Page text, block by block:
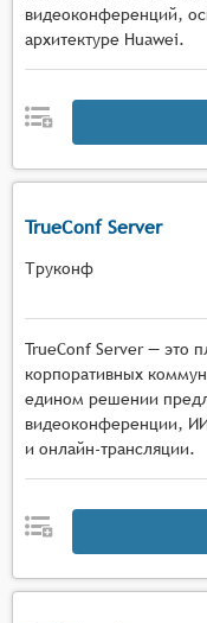
видеоконференций,
архитектуре Huawei.
TrueConf Server
Труконф
TrueConf Server — это
корпоративных
едином решении
видеоконференции,
и онлайн-трансляции.